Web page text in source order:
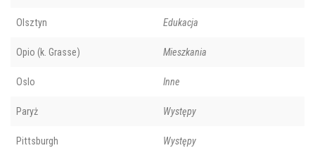
Olsztyn Edukacja
Opio (k. Grasse) Mieszkania
Oslo Inne
Paryż Występy
Pittsburgh Występy